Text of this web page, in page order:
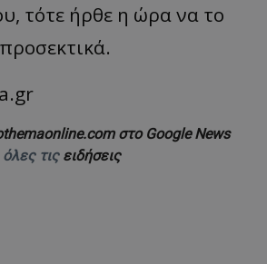
τότε ήρθε η ώρα να το
στο Google News
τις ειδήσεις